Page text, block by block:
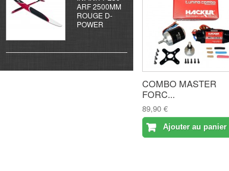
ARF 2500MM
ROUGE D-
POWER
COMBO MASTER
FORC...
89,90 €
Ajouter au panier